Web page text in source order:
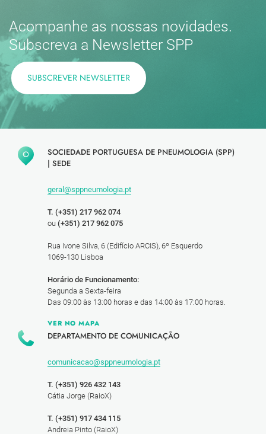
Acompanhe as nossas novidades.
Subscreva a Newsletter SPP
SUBSCREVER NEWSLETTER
SOCIEDADE PORTUGUESA DE PNEUMOLOGIA (SPP)
| SEDE
geral@sppneumologia.pt
T. (+351) 217 962 074
ou (+351) 217 962 075
Rua Ivone Silva, 6 (Edifício ARCIS), 6º Esquerdo
1069-130 Lisboa
Horário de Funcionamento:
Segunda a Sexta-feira
Das 09:00 às 13:00 horas e das 14:00 às 17:00 horas.
VER NO MAPA
DEPARTAMENTO DE COMUNICAÇÃO
comunicacao@sppneumologia.pt
T. (+351) 926 432 143
Cátia Jorge (RaioX)
T. (+351) 917 434 115
Andreia Pinto (RaioX)